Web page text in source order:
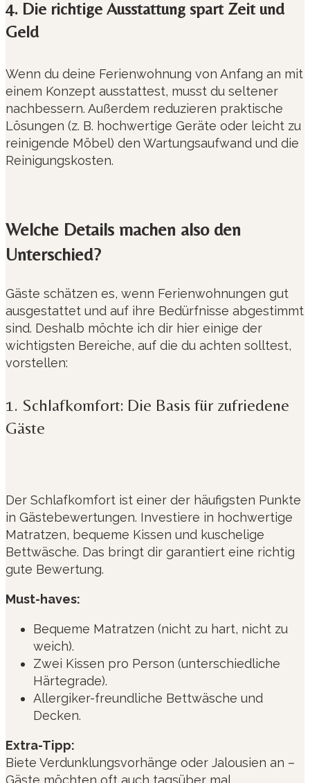
4. Die richtige Ausstattung spart Zeit und
Geld
Wenn du deine Ferienwohnung von Anfang an mit
einem Konzept ausstattest, musst du seltener
nachbessern. Außerdem reduzieren praktische
Lösungen (z. B. hochwertige Geräte oder leicht zu
reinigende Möbel) den Wartungsaufwand und die
Reinigungskosten.
Welche Details machen also den
Unterschied?
Gäste schätzen es, wenn Ferienwohnungen gut
ausgestattet und auf ihre Bedürfnisse abgestimmt
sind. Deshalb möchte ich dir hier einige der
wichtigsten Bereiche, auf die du achten solltest,
vorstellen:
1. Schlafkomfort: Die Basis für zufriedene
Gäste
Der Schlafkomfort ist einer der häufigsten Punkte
in Gästebewertungen. Investiere in hochwertige
Matratzen, bequeme Kissen und kuschelige
Bettwäsche. Das bringt dir garantiert eine richtig
gute Bewertung.
Must-haves:
Bequeme Matratzen (nicht zu hart, nicht zu
weich).
Zwei Kissen pro Person (unterschiedliche
Härtegrade).
Allergiker-freundliche Bettwäsche und
Decken.
Extra-Tipp:
Biete Verdunklungsvorhänge oder Jalousien an –
Gäste möchten oft auch tagsüber mal